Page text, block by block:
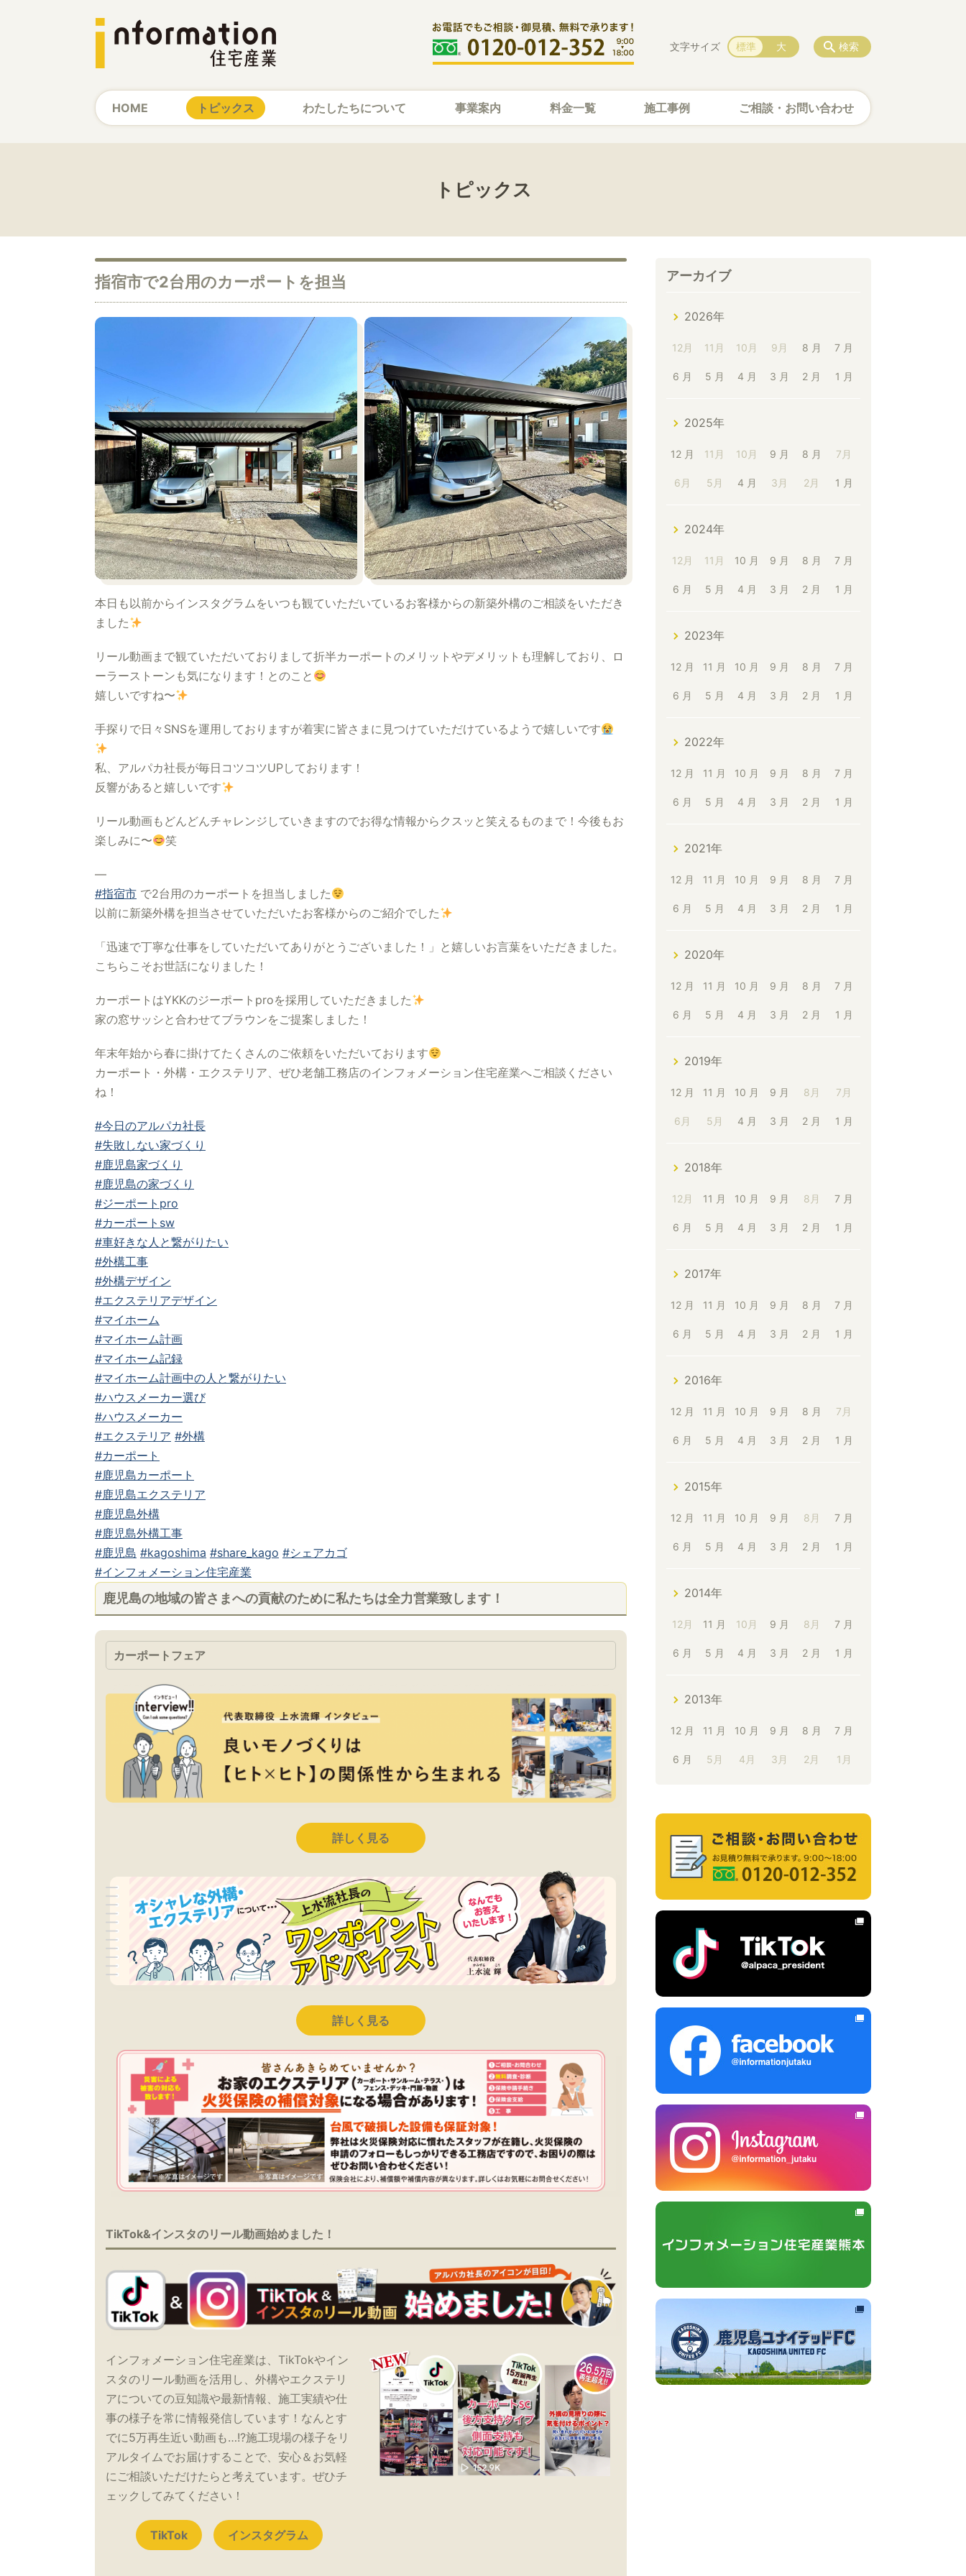
HOME トピックス わたしたちについて 事業案内 料金一覧 施工事例 ご相談・お問い合わせ
検索
文字サイズ 標準 大
トピックス
指宿市で2台用のカーポートを担当
本日も以前からインスタグラムをいつも観ていただいているお客様からの新築外構のご相談をいただき
ました
リール動画まで観ていただいておりまして折半カーポートのメリットやデメリットも理解しており、ロ
ーラーストーンも気になります！とのこと
嬉しいですね〜
手探りで日々SNSを運用しておりますが着実に皆さまに見つけていただけているようで嬉しいです
私、アルパカ社長が毎日コツコツUPしております！
反響があると嬉しいです
リール動画もどんどんチャレンジしていきますのでお得な情報からクスッと笑えるものまで！今後もお
楽しみに〜
笑
—
#指宿市 で2台用のカーポートを担当しました
以前に新築外構を担当させていただいたお客様からのご紹介でした
「迅速で丁寧な仕事をしていただいてありがとうございました！」と嬉しいお言葉をいただきました。
こちらこそお世話になりました！
カーポートはYKKのジーポートproを採用していただきました
家の窓サッシと合わせてブラウンをご提案しました！
年末年始から春に掛けてたくさんのご依頼をいただいております
カーポート・外構・エクステリア、ぜひ老舗工務店のインフォメーション住宅産業へご相談ください
ね！
#今日のアルパカ社長
#失敗しない家づくり
#鹿児島家づくり
#鹿児島の家づくり
#ジーポートpro
#カーポートsw
#車好きな人と繋がりたい
#外構工事
#外構デザイン
#エクステリアデザイン
#マイホーム
#マイホーム計画
#マイホーム記録
#マイホーム計画中の人と繋がりたい
#ハウスメーカー選び
#ハウスメーカー
#エクステリア #外構
#カーポート
#鹿児島カーポート
#鹿児島エクステリア
#鹿児島外構
#鹿児島外構工事
#鹿児島 #kagoshima #share_kago #シェアカゴ
#インフォメーション住宅産業
鹿児島の地域の皆さまへの貢献のために私たちは全力営業致します！
カーポートフェア
詳しく見る
詳しく見る
TikTok&インスタのリール動画始めました！
インフォメーション住宅産業は、TikTokやイン
スタのリール動画を活用し、外構やエクステリ
アについての豆知識や最新情報、施工実績や仕
事の様子を常に情報発信しています！なんとす
でに5万再生近い動画も…!?施工現場の様子をリ
アルタイムでお届けすることで、安心＆お気軽
にご相談いただけたらと考えています。ぜひチ
ェックしてみてください！
TikTok インスタグラム
アーカイブ
2026年
12月 11月 10月 9月 8 月 7 月
6 月 5 月 4 月 3 月 2 月 1 月
2025年
12 月 11月 10月 9 月 8 月 7月
6月 5月 4 月 3月 2月 1 月
2024年
12月 11月 10 月 9 月 8 月 7 月
6 月 5 月 4 月 3 月 2 月 1 月
2023年
12 月 11 月 10 月 9 月 8 月 7 月
6 月 5 月 4 月 3 月 2 月 1 月
2022年
12 月 11 月 10 月 9 月 8 月 7 月
6 月 5 月 4 月 3 月 2 月 1 月
2021年
12 月 11 月 10 月 9 月 8 月 7 月
6 月 5 月 4 月 3 月 2 月 1 月
2020年
12 月 11 月 10 月 9 月 8 月 7 月
6 月 5 月 4 月 3 月 2 月 1 月
2019年
12 月 11 月 10 月 9 月 8月 7月
6月 5月 4 月 3 月 2 月 1 月
2018年
12月 11 月 10 月 9 月 8月 7 月
6 月 5 月 4 月 3 月 2 月 1 月
2017年
12 月 11 月 10 月 9 月 8 月 7 月
6 月 5 月 4 月 3 月 2 月 1 月
2016年
12 月 11 月 10 月 9 月 8 月 7月
6 月 5 月 4 月 3 月 2 月 1 月
2015年
12 月 11 月 10 月 9 月 8月 7 月
6 月 5 月 4 月 3 月 2 月 1 月
2014年
12月 11 月 10月 9 月 8月 7 月
6 月 5 月 4 月 3 月 2 月 1 月
2013年
12 月 11 月 10 月 9 月 8 月 7 月
6 月 5月 4月 3月 2月 1月